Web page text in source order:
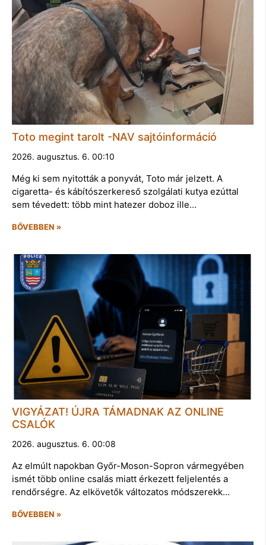
Toto megint tarolt -NAV sajtóinformáció
2026. augusztus. 6. 00:10
Még ki sem nyitották a ponyvát, Toto már jelzett. A
cigaretta- és kábítószerkereső szolgálati kutya ezúttal
sem tévedett: több mint hatezer doboz ille…
BŐVEBBEN »
VIGYÁZAT! ÚJRA TÁMADNAK AZ ONLINE
CSALÓK
2026. augusztus. 6. 00:08
Az elmúlt napokban Győr-Moson-Sopron vármegyében
ismét több online csalás miatt érkezett feljelentés a
rendőrségre. Az elkövetők változatos módszerekk…
BŐVEBBEN »